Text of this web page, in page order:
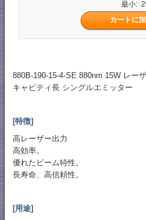
最小:
880B-190-15-4-SE 880nm 15W レー
キャビティ長 シングルエミッター
[特徴]
高レーザー出力
高効率。
優れたビーム特性。
長寿命、高信頼性。
[用途]